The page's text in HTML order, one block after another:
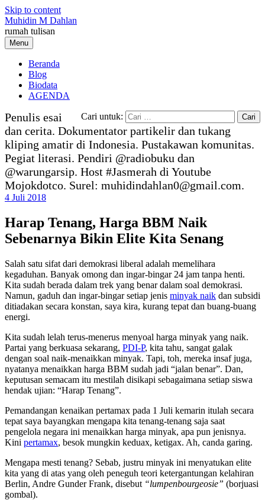
Skip to content
Muhidin M Dahlan
rumah tulisan
Menu
Beranda
Blog
Biodata
AGENDA
Cari untuk:
Penulis esai
dan cerita. Dokumentator partikelir dan tukang
kliping amatir di Indonesia. Pustakawan komunitas.
Pegiat literasi. Pendiri @radiobuku dan
@warungarsip. Host #Jasmerah di Youtube
Mojokdotco. Surel: muhidindahlan0@gmail.com.
4 Juli 2018
Harap Tenang, Harga BBM Naik
Sebenarnya Bikin Elite Kita Senang
Salah satu sifat dari demokrasi liberal adalah memelihara
kegaduhan. Banyak omong dan ingar-bingar 24 jam tanpa henti.
Kita sudah berada dalam trek yang benar dalam soal demokrasi.
Namun, gaduh dan ingar-bingar setiap jenis minyak naik dan subsidi
ditiadakan secara konstan, saya kira, kurang tepat dan buang-buang
energi.
Kita sudah lelah terus-menerus menyoal harga minyak yang naik.
Partai yang berkuasa sekarang, PDI-P, kita tahu, sangat galak
dengan soal naik-menaikkan minyak. Tapi, toh, mereka insaf juga,
nyatanya menaikkan harga BBM sudah jadi “jalan benar”. Dan,
keputusan semacam itu mestilah disikapi sebagaimana setiap siswa
hendak ujian: “Harap Tenang”.
Pemandangan kenaikan pertamax pada 1 Juli kemarin itulah secara
tepat saya bayangkan mengapa kita tenang-tenang saja saat
pengelola negara ini menaikkan harga minyak, apa pun jenisnya.
Kini pertamax, besok mungkin keduax, ketigax. Ah, canda garing.
Mengapa mesti tenang? Sebab, justru minyak ini menyatukan elite
kita yang di atas yang oleh peneguh teori ketergantungan kelahiran
Berlin, Andre Gunder Frank, disebut “lumpenbourgeosie” (borjuasi
gombal).